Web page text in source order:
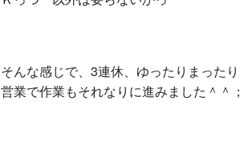
そんな感じで、3連休、ゆったりまったり
営業で作業もそれなりに進みました＾＾；